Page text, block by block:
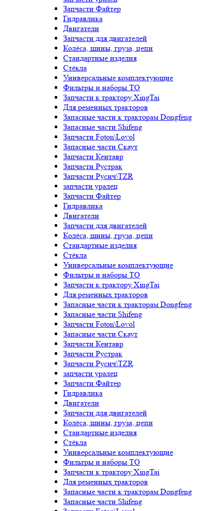
Запчасти Файтер
Гидравлика
Двигатели
Запчасти для двигателей
Колёса, шины, груза, цепи
Стандартные изделия
Стёкла
Универсальные комплектующие
Фильтры и наборы ТО
Запчасти к трактору XingTai
Для ременных тракторов
Запасные части к тракторам Dongfeng
Запасные части Shifeng
Запчасти Foton\Lovol
Запасные части Скаут
Запчасти Кентавр
Запчасти Рустрак
Запчасти Русич\TZR
запчасти уралец
Запчасти Файтер
Гидравлика
Двигатели
Запчасти для двигателей
Колёса, шины, груза, цепи
Стандартные изделия
Стёкла
Универсальные комплектующие
Фильтры и наборы ТО
Запчасти к трактору XingTai
Для ременных тракторов
Запасные части к тракторам Dongfeng
Запасные части Shifeng
Запчасти Foton\Lovol
Запасные части Скаут
Запчасти Кентавр
Запчасти Рустрак
Запчасти Русич\TZR
запчасти уралец
Запчасти Файтер
Гидравлика
Двигатели
Запчасти для двигателей
Колёса, шины, груза, цепи
Стандартные изделия
Стёкла
Универсальные комплектующие
Фильтры и наборы ТО
Запчасти к трактору XingTai
Для ременных тракторов
Запасные части к тракторам Dongfeng
Запасные части Shifeng